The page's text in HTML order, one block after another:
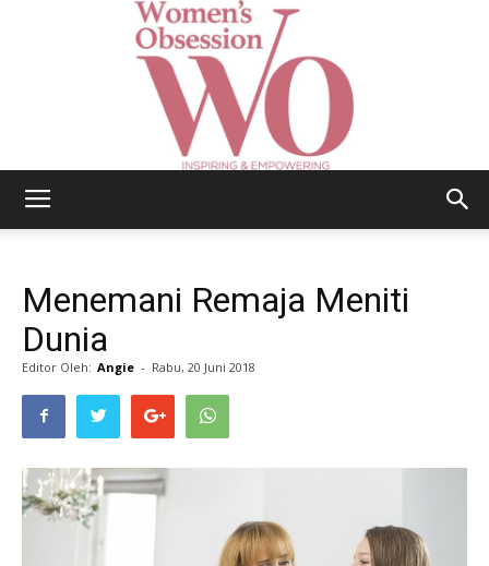
Obsession
Menemani Remaja Meniti
Dunia
Editor Oleh: Angie - Rabu, 20 Juni 2018